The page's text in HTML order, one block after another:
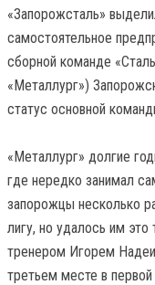
«Запорожсталь»
самостоятельное
сборной команде
«Металлург»)
статус основной
«Металлург» долгие
где нередко занимал
запорожцы несколько
лигу, но удалось им
тренером Игорем
третьем месте в